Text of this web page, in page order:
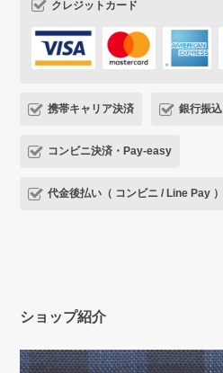
クレジットカード
携帯キャリア決済 銀行振込
コンビニ決済・Pay-easy
代金後払い（ コンビニ / Line Pay ）
ショップ紹介